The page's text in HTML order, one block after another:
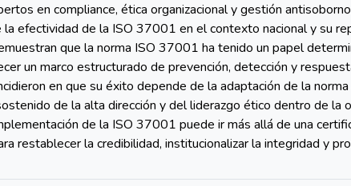
en compliance, ética organizacional y gestión
efectividad de la ISO 37001 en el contexto nacional y su
que la norma ISO 37001 ha tenido un papel
un marco estructurado de prevención, detección y
en que su éxito depende de la adaptación de la
de la alta dirección y del liderazgo ético dentro de la
de la ISO 37001 puede ir más allá de una
restablecer la credibilidad, institucionalizar la integridad y